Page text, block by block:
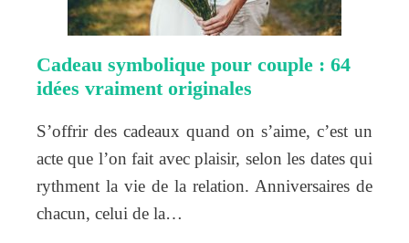
Cadeau symbolique pour couple : 64
idées vraiment originales
S’offrir des cadeaux quand on s’aime, c’est un
acte que l’on fait avec plaisir, selon les dates qui
rythment la vie de la relation. Anniversaires de
chacun, celui de la…